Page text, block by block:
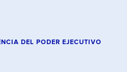
DEL PODER EJECUTIVO